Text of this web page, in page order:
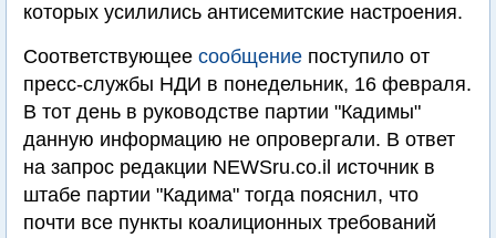
которых усилились антисемитские настроения.
Соответствующее сообщение поступило от
пресс-службы НДИ в понедельник, 16 февраля.
В тот день в руководстве партии "Кадимы"
данную информацию не опровергали. В ответ
на запрос редакции NEWSru.co.il источник в
штабе партии "Кадима" тогда пояснил, что
почти все пункты коалиционных требований